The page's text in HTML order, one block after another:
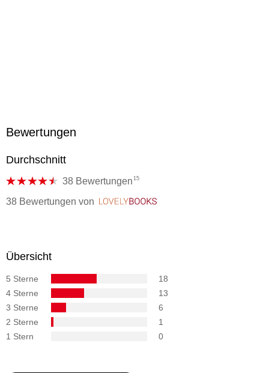
Bewertungen
Durchschnitt
38 Bewertungen 15
38 Bewertungen von
Übersicht
5 Sterne
18
4 Sterne
13
3 Sterne
6
2 Sterne
1
1 Stern
0